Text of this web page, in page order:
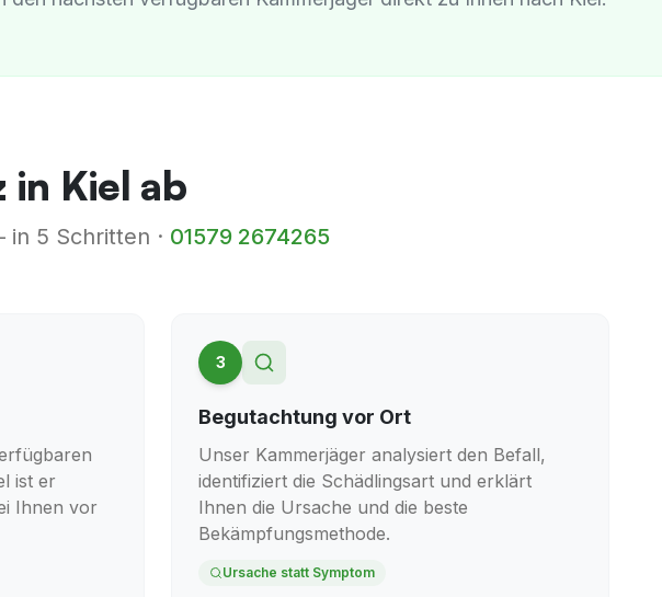
in Kiel ab
in 5 Schritten · 01579 2674265
ist er
Ihnen vor
3
Begutachtung vor Ort
Unser Kammerjäger analysiert den Befall,
identifiziert die Schädlingsart und erklärt
Ihnen die Ursache und die beste
Bekämpfungsmethode.
Ursache statt Symptom